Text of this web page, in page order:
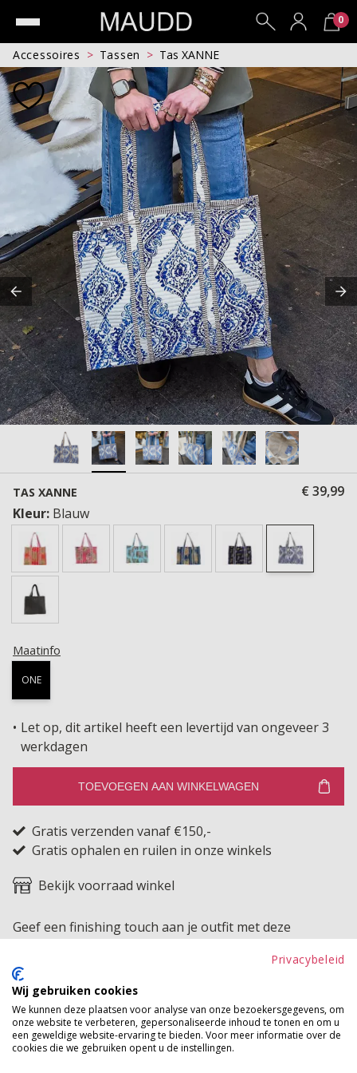
0
Accessoires Tassen Tas XANNE
TAS XANNE
€ 39,99
Kleur: Blauw
Maatinfo
ONE
Let op, dit artikel heeft een levertijd van ongeveer 3
werkdagen
TOEVOEGEN AAN WINKELWAGEN
Gratis verzenden vanaf €150,-
Gratis ophalen en ruilen in onze winkels
Bekijk voorraad winkel
Geef een finishing touch aan je outfit met deze
waar je gemakkelijk al je spullen in kwijt kan en van die
leuke print fleur je meteen op!
Product kenmerken
Privacybeleid
Wij gebruiken cookies
We kunnen deze plaatsen voor analyse van onze bezoekersgegevens, om
onze website te verbeteren, gepersonaliseerde inhoud te tonen en om u
een geweldige website-ervaring te bieden. Voor meer informatie over de
cookies die we gebruiken opent u de instellingen.